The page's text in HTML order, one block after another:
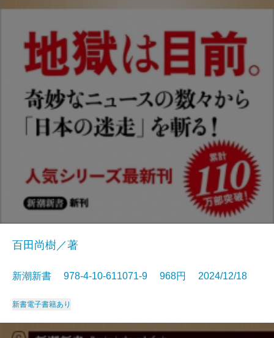
百田尚樹／著
新潮新書 978-4-10-611071-9 968円 2024/12/18
新書電子書籍あり